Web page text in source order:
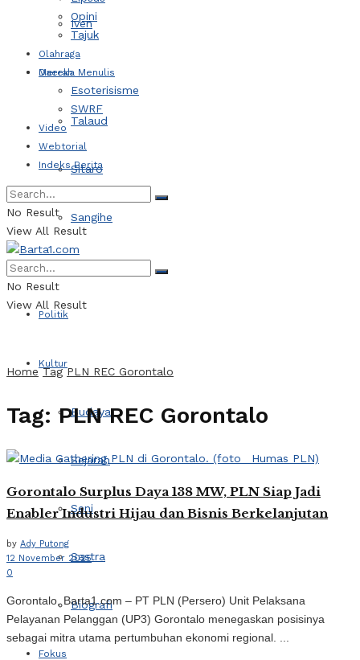
Iven
Daerah
Talaud
Sitaro
Sangihe
Politik
Kultur
Budaya
Sejarah
Seni
Sastra
Biografi
Fokus
Opini
Tajuk
Olahraga
Mereka Menulis
Esoterisisme
SWRF
Video
Webtorial
Indeks Berita
No Result
View All Result
No Result
View All Result
Home Tag PLN REC Gorontalo
Tag:PLN REC Gorontalo
Gorontalo Surplus Daya 138 MW, PLN Siap Jadi
Enabler Industri Hijau dan Bisnis Berkelanjutan
by Ady Putong
12 November 2025
0
Gorontalo, Barta1.com – PT PLN (Persero) Unit Pelaksana
Pelayanan Pelanggan (UP3) Gorontalo menegaskan posisinya
sebagai mitra utama pertumbuhan ekonomi regional. ...